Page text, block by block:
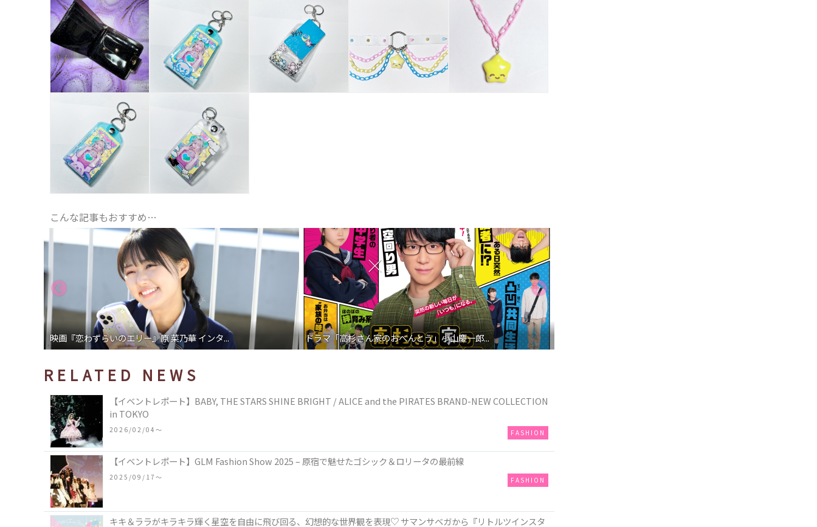
こんな記事もおすすめ…
映画『恋わずらいのエリー』原 菜乃華 インタ... ドラマ「高杉さん家のおべんとう」小山慶一郎...
RELATED NEWS
【イベントレポート】BABY, THE STARS SHINE BRIGHT / ALICE and the PIRATES BRAND-NEW COLLECTION
in TOKYO
2026/02/04〜 FASHION
【イベントレポート】GLM Fashion Show 2025 – 原宿で魅せたゴシック＆ロリータの最前線
2025/09/17〜 FASHION
キキ＆ララがキラキラ輝く星空を自由に飛び回る、幻想的な世界観を表現♡ サマンサベガから『リトルツインスタ